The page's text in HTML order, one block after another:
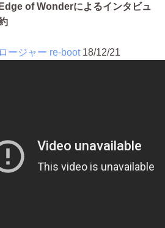
of Wonderによるインタビュ
ージャー re-boot 18/12/21